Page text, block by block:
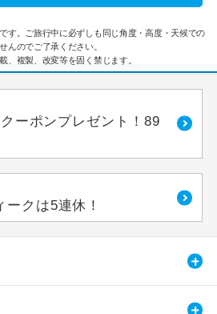
す。ご旅行中に必ずしも同じ角度・高度・天候での
んのでご了承ください。
複製、改変等を固く禁じます。
ーポンプレゼント！89
クは5連休！